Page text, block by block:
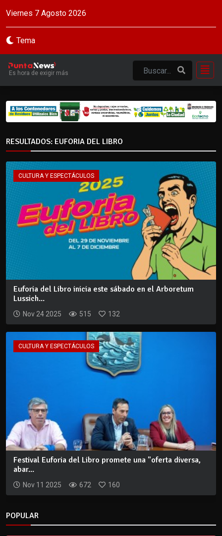
Viernes 7 Agosto 2026
Tema
Es hora de exigir más
RESULTADOS: EUFORIA DEL LIBRO
CULTURA Y ESPECTÁCULOS
Euforia del Libro inicia este sábado en el Arboretum
Lussich...
Nov 24 2025 515 132
CULTURA Y ESPECTÁCULOS
Festival Euforia del Libro promete una "oferta diversa,
abar...
Nov 11 2025 672 160
POPULAR